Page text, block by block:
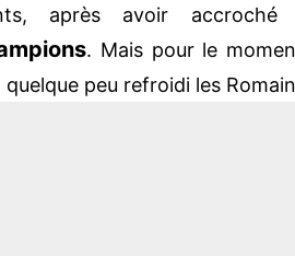
après avoir accroché
. Mais pour le
quelque peu refroidi les